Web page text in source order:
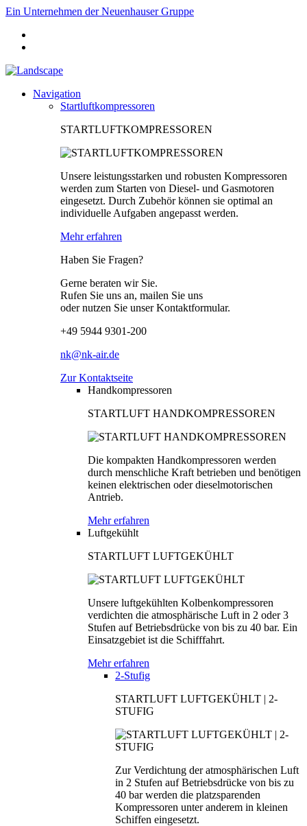
Ein Unternehmen der Neuenhauser Gruppe
Navigation
Startluftkompressoren
STARTLUFTKOMPRESSOREN
Unsere leistungsstarken und robusten Kompressoren
werden zum Starten von Diesel- und Gasmotoren
eingesetzt. Durch Zubehör können sie optimal an
individuelle Aufgaben angepasst werden.
Mehr erfahren
Haben Sie Fragen?
Gerne beraten wir Sie.
Rufen Sie uns an, mailen Sie uns
oder nutzen Sie unser Kontaktformular.
+49 5944 9301-200
nk@nk-air.de
Zur Kontaktseite
Handkompressoren
STARTLUFT HANDKOMPRESSOREN
Die kompakten Handkompressoren werden
durch menschliche Kraft betrieben und benötigen
keinen elektrischen oder dieselmotorischen
Antrieb.
Mehr erfahren
Luftgekühlt
STARTLUFT LUFTGEKÜHLT
Unsere luftgekühlten Kolbenkompressoren
verdichten die atmosphärische Luft in 2 oder 3
Stufen auf Betriebsdrücke von bis zu 40 bar. Ein
Einsatzgebiet ist die Schifffahrt.
Mehr erfahren
2-Stufig
STARTLUFT LUFTGEKÜHLT | 2-
STUFIG
Zur Verdichtung der atmosphärischen Luft
in 2 Stufen auf Betriebsdrücke von bis zu
40 bar werden die platzsparenden
Kompressoren unter anderem in kleinen
Schiffen eingesetzt.